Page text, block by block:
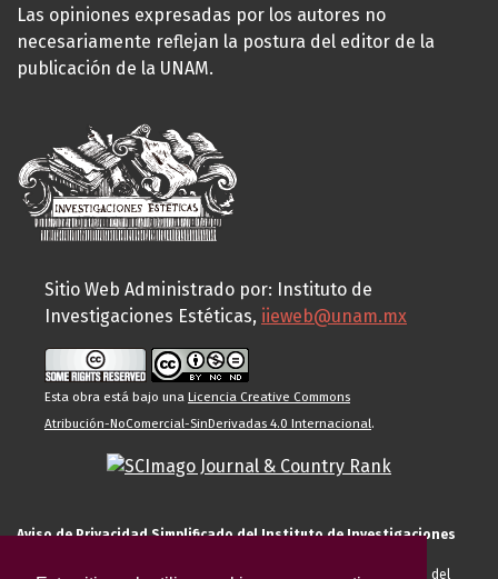
Las opiniones expresadas por los autores no
necesariamente reflejan la postura del editor de la
publicación de la UNAM.
Sitio Web Administrado por: Instituto de
Investigaciones Estéticas, iieweb@unam.mx
Esta obra está bajo una Licencia Creative Commons
Atribución-NoComercial-SinDerivadas 4.0 Internacional.
Aviso de Privacidad Simplificado del Instituto de Investigaciones
El Instituto de Investigaciones Estéticas de la UNAM, es responsable del